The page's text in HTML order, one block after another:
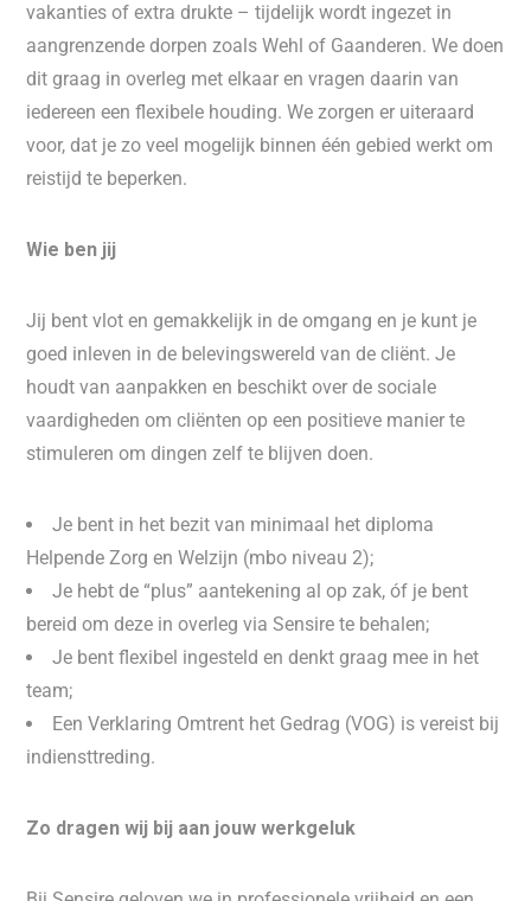
vakanties of extra drukte – tijdelijk wordt ingezet in
aangrenzende dorpen zoals Wehl of Gaanderen. We doen
dit graag in overleg met elkaar en vragen daarin van
iedereen een flexibele houding. We zorgen er uiteraard
voor, dat je zo veel mogelijk binnen één gebied werkt om
reistijd te beperken.
Wie ben jij
Jij bent vlot en gemakkelijk in de omgang en je kunt je
goed inleven in de belevingswereld van de cliënt. Je
houdt van aanpakken en beschikt over de sociale
vaardigheden om cliënten op een positieve manier te
stimuleren om dingen zelf te blijven doen.
Je bent in het bezit van minimaal het diploma
Helpende Zorg en Welzijn (mbo niveau 2);
Je hebt de “plus” aantekening al op zak, óf je bent
bereid om deze in overleg via Sensire te behalen;
Je bent flexibel ingesteld en denkt graag mee in het
team;
Een Verklaring Omtrent het Gedrag (VOG) is vereist bij
indiensttreding.
Zo dragen wij bij aan jouw werkgeluk